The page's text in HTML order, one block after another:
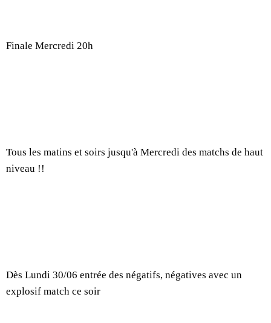
Finale Mercredi 20h
Tous les matins et soirs jusqu'à Mercredi des matchs de haut
niveau !!
Dès Lundi 30/06 entrée des négatifs, négatives avec un
explosif match ce soir